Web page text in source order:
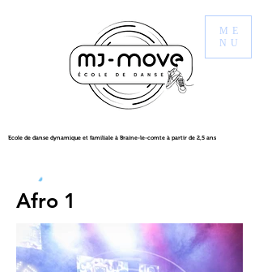
ME
NU
Ecole de danse dynamique et familiale à Braine-le-comte à partir de 2,5 ans
Afro 1